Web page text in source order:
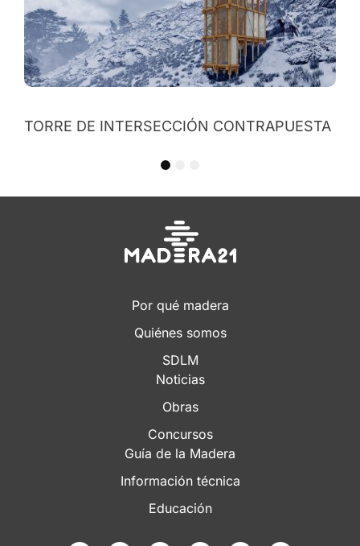
Por qué madera
Quiénes somos
SDLM
Noticias
Obras
Concursos
Guía de la Madera
Información técnica
Educación